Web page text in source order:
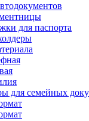
для паспорта
для семейных